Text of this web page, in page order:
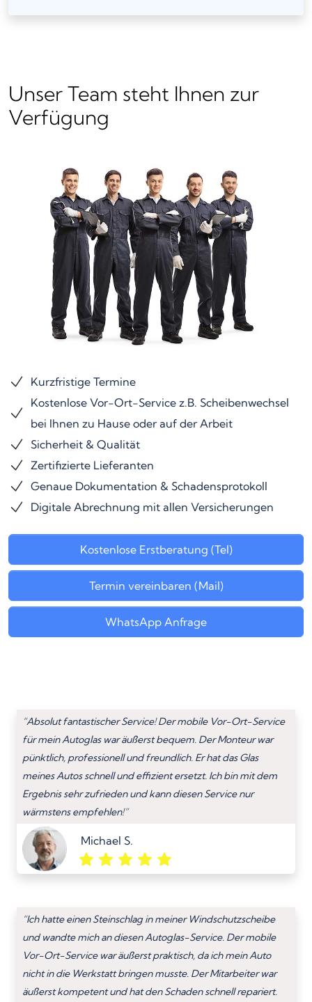
Unser Team steht Ihnen zur
Verfügung
Kurzfristige Termine
Kostenlose Vor-Ort-Service z.B. Scheibenwechsel
bei Ihnen zu Hause oder auf der Arbeit
Sicherheit & Qualität
Zertifizierte Lieferanten
Genaue Dokumentation & Schadensprotokoll
Digitale Abrechnung mit allen Versicherungen
Kostenlose Erstberatung (Tel)
Termin vereinbaren (Mail)
WhatsApp Anfrage
“Absolut fantastischer Service! Der mobile Vor-Ort-Service
für mein Autoglas war äußerst bequem. Der Monteur war
pünktlich, professionell und freundlich. Er hat das Glas
meines Autos schnell und effizient ersetzt. Ich bin mit dem
Ergebnis sehr zufrieden und kann diesen Service nur
wärmstens empfehlen!”
Michael S.
“Ich hatte einen Steinschlag in meiner Windschutzscheibe
und wandte mich an diesen Autoglas-Service. Der mobile
Vor-Ort-Service war äußerst praktisch, da ich mein Auto
nicht in die Werkstatt bringen musste. Der Mitarbeiter war
äußerst kompetent und hat den Schaden schnell repariert.